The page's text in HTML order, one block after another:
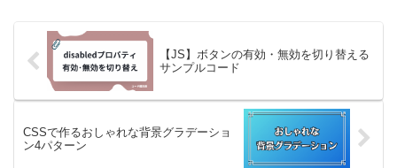
【JS】ボタンの有効・無効を切り替える
サンプルコード
CSSで作るおしゃれな背景グラデーショ
ン4パターン